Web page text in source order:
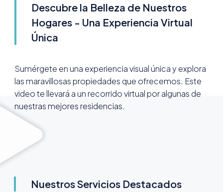
Descubre la Belleza de Nuestros
Hogares - Una Experiencia Virtual
Única
Sumérgete en una experiencia visual única y explora
las maravillosas propiedades que ofrecemos. Este
video te llevará a un recorrido virtual por algunas de
nuestras mejores residencias.
Nuestros Servicios Destacados